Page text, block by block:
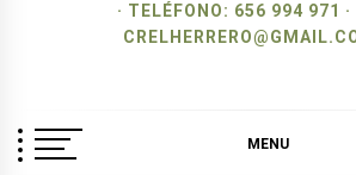
· TELÉFONO: 656 994 971
MENU